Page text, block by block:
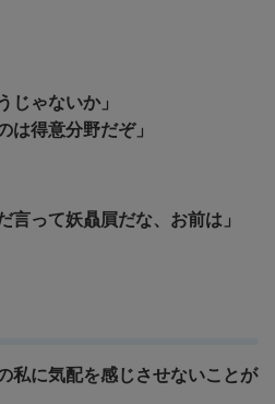
じゃないか」
は得意分野だぞ」
言って妖贔屓だな、お前は」
私に気配を感じさせないことが